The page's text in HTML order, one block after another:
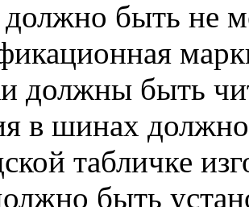
быть не
должны быть
в шинах должно
табличке
быть